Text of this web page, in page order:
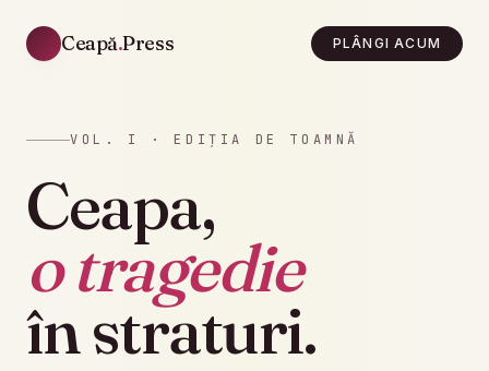
Ceapă.Press PLÂNGI ACUM
VOL. I · EDIȚIA DE TOAMNĂ
Ceapa,
o tragedie
în straturi.